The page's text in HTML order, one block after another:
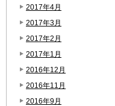
2017年4月
2017年3月
2017年2月
2017年1月
2016年12月
2016年11月
2016年9月